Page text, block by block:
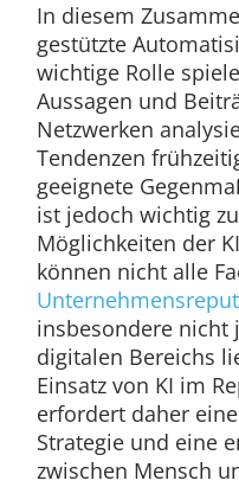
In diesem
gestützte
wichtige Rolle
Aussagen und
Netzwerken
Tendenzen
geeignete
ist jedoch wichtig
Möglichkeiten der
können nicht alle
insbesondere nicht
digitalen Bereichs
Einsatz von KI im
erfordert daher
Strategie und eine
zwischen Mensch